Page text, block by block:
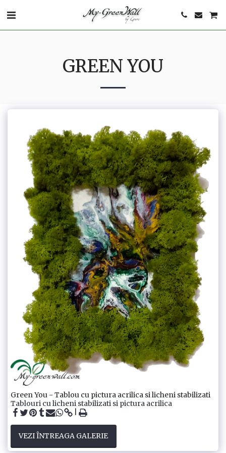
GREEN YOU
Green You - Tablou cu pictura acrilica si licheni stabilizati
Tablouri cu licheni stabilizati si pictura acrilica
VEZI ÎNTREAGA GALERIE